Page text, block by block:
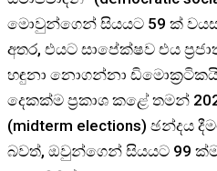
මොවුන්ගෙන් සියයට 59 ක් වයස
අතර, එයට සාපේක්ෂව එය
හඳුනා නොගන්නා
දෙකක්ම ප්‍රකාශ කළේ තමන්
(midterm elections) ඡන්දය
බවත්, ඔවුන්ගෙන් සියයට 99